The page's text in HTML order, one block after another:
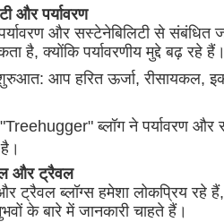
और पर्यावरण
और सस्टेनेबिलिटी से संबंधित
है, क्योंकि पर्यावरणीय मुद्दे बढ़ रहे हैं।
आप हरित ऊर्जा, रीसायकल,
ब्लॉग ने पर्यावरण
और ट्रैवल
ट्रैवल ब्लॉग्स हमेशा लोकप्रिय
के बारे में जानकारी चाहते हैं।